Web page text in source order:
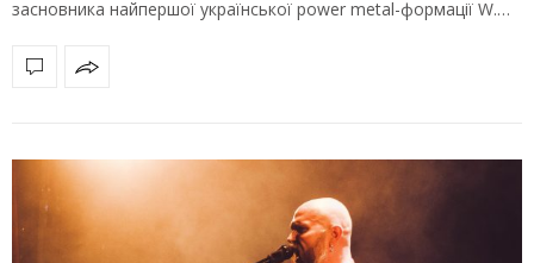
засновника найпершої української power metal-формації W.…